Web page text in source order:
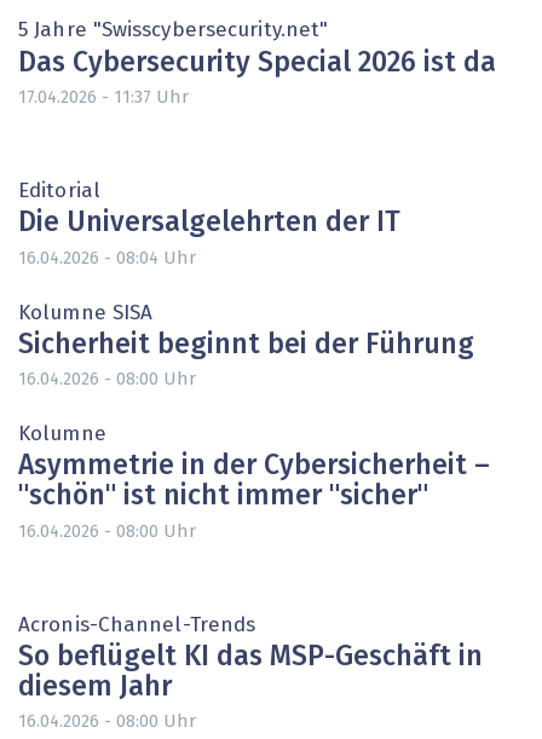
5 Jahre "Swisscybersecurity.net"
Das Cybersecurity Special 2026 ist da
17.04.2026 - 11:37 Uhr
Editorial
Die Universalgelehrten der IT
16.04.2026 - 08:04 Uhr
Kolumne SISA
Sicherheit beginnt bei der Führung
16.04.2026 - 08:00 Uhr
Kolumne
Asymmetrie in der Cybersicherheit –
"schön" ist nicht immer "sicher"
16.04.2026 - 08:00 Uhr
Acronis-Channel-Trends
So beflügelt KI das MSP-Geschäft in
diesem Jahr
16.04.2026 - 08:00 Uhr